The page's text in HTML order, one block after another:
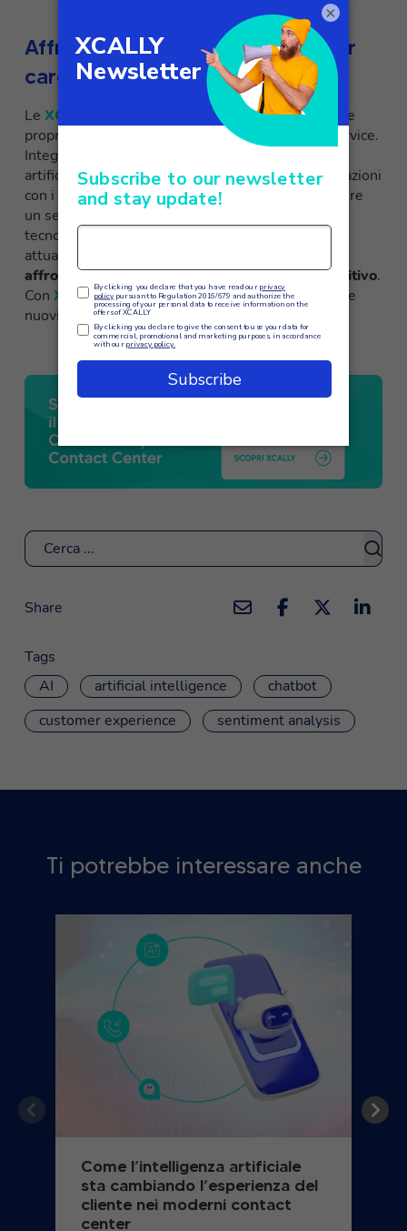
Affrontare il futuro della customer
care con XCALLY
Le XCALLY AI Solutions
rappresentano una vera e
propria rivoluzione per il settore del customer service.
Integrando i migliori strumenti di intelligenza
artificiale, le aziende possono ottimizzare le interazioni
con i clienti, migliorare l’efficienza operativa e offrire
un servizio di alta qualità. Investire in queste
tecnologie non solo aiuta a soddisfare le esigenze
attuali dei clienti, ma prepara anche le aziende a
affrontare le sfide future nel panorama competitivo.
Con XCALLY, il tuo contact center può raggiungere
nuovi livelli di eccellenza nel servizio clienti.
Cerca
Share
Tags
AI
artificial intelligence
chatbot
customer experience
sentiment analysis
Ti potrebbe interessare anche
Come l’intelligenza artificiale
sta cambiando l’esperienza del
cliente nei moderni contact
center
×